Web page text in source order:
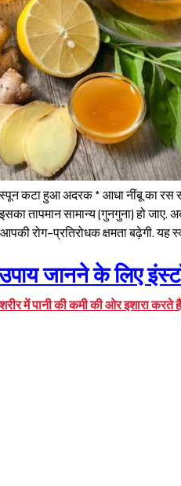
कटा हुआ अदरक * आधा नींबू का रस
तापमान सामान्य (गुनगुना) हो जाए.
रोग-प्रतिरोधक क्षमता बढ़ेगी. यह
उपाय जानने के लिए
में पानी की कमी की ओर इशारा करते हैं